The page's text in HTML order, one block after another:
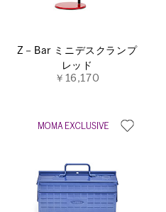
Z－Bar ミニデスクランプ
レッド
￥16,170